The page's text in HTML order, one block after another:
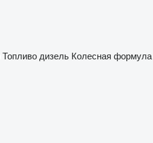
Топливо дизель Колесная формула